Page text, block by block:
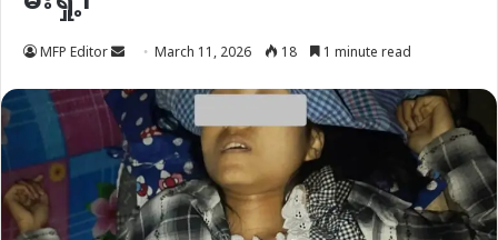
MFP Editor Send
email
March 11, 2026 18 1 minute read